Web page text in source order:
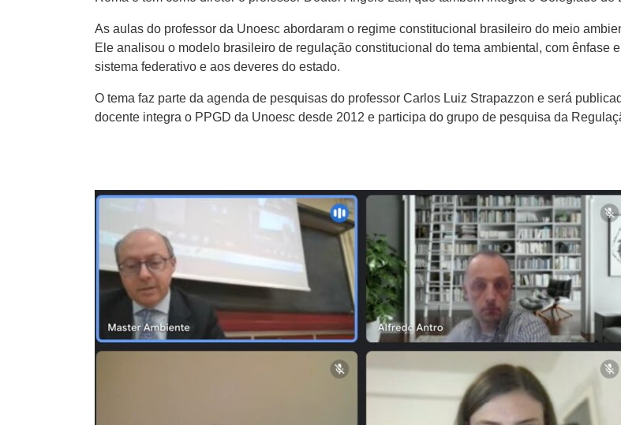
As aulas do professor da Unoesc abordaram o regime constitucional brasileiro do meio
Ele analisou o modelo brasileiro de regulação constitucional do tema ambiental, com ênfase
sistema federativo e aos deveres do estado.
O tema faz parte da agenda de pesquisas do professor Carlos Luiz Strapazzon e será
docente integra o PPGD da Unoesc desde 2012 e participa do grupo de pesquisa da